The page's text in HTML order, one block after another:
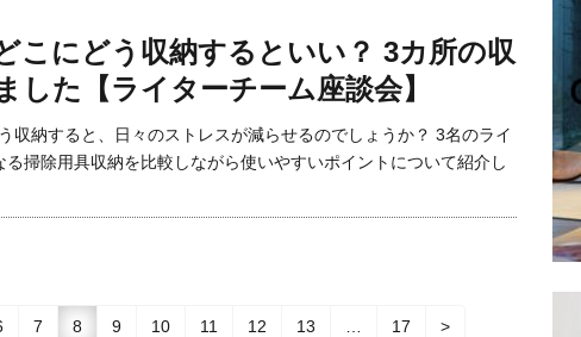
こにどう収納するといい？ 3カ所の収
した【ライターチーム座談会】
収納すると、日々のストレスが減らせるのでしょうか？ 3名のライ
る掃除用具収納を比較しながら使いやすいポイントについて紹介し
7 8 9 10 11 12 13 17 >